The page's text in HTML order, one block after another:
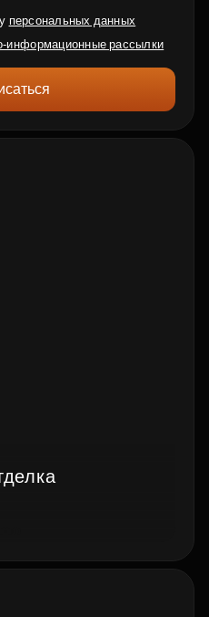
персональных данных
информационные рассылки